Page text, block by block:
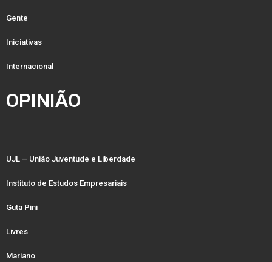
Gente
Iniciativas
Internacional
OPINIÃO
UJL – União Juventude e Liberdade
Instituto de Estudos Empresariais
Guta Pini
Livres
Mariano